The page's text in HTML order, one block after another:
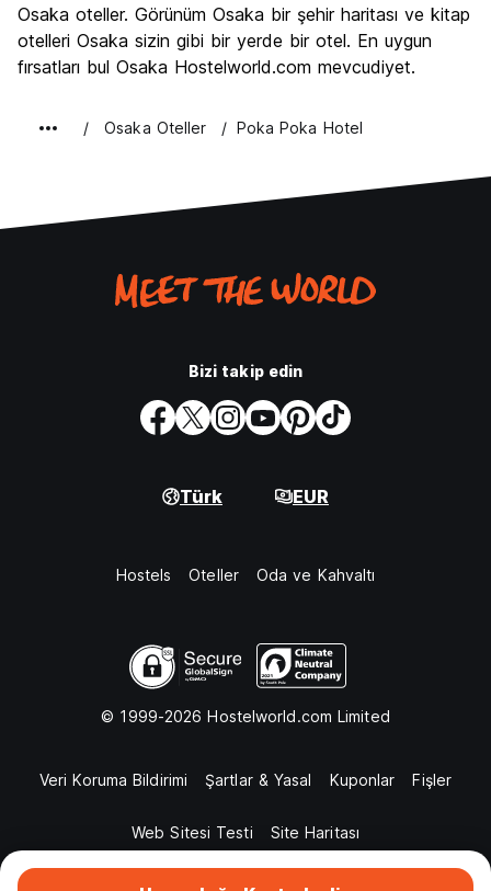
Gece hayatı
8.5
Ekonomik
8.4
Osaka oteller. Görünüm Osaka bir şehir haritası ve kitap
otelleri Osaka sizin gibi bir yerde bir otel. En uygun
fırsatları bul Osaka Hostelworld.com mevcudiyet.
Osaka Oteller Poka Poka Hotel
Bizi takip edin
Türk EUR
Hostels Oteller Oda ve Kahvaltı
© 1999-2026 Hostelworld.com Limited
Veri Koruma Bildirimi Şartlar & Yasal Kuponlar Fişler
Web Sitesi Testi Site Haritası